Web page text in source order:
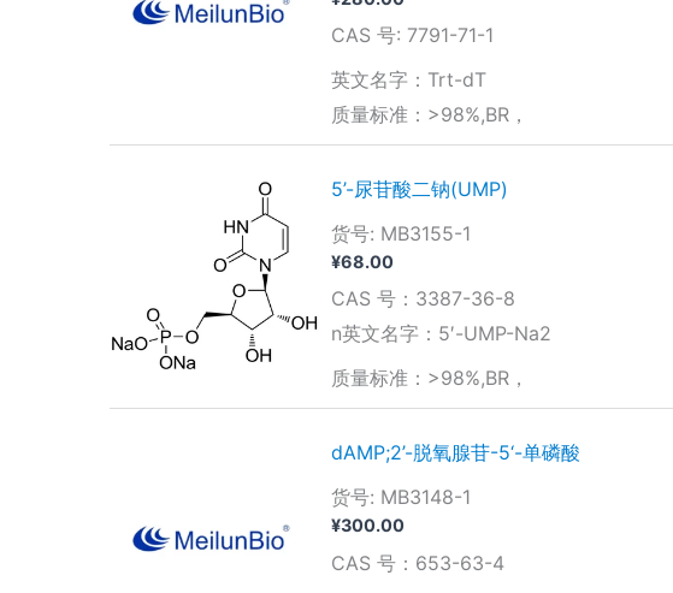
CAS 号: 7791-71-1
英文名字：Trt-dT
质量标准：>98%,BR，
5’-尿苷酸二钠(UMP)
货号: MB3155-1
¥68.00
CAS 号：3387-36-8
n英文名字：5′-UMP-Na2
质量标准：>98%,BR，
dAMP;2’-脱氧腺苷-5‘-单磷酸
货号: MB3148-1
¥300.00
CAS 号：653-63-4